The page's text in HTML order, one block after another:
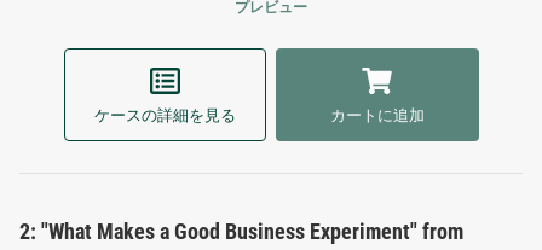
プレビュー
ケースの詳細を見る カートに追加
2: "What Makes a Good Business Experiment" from